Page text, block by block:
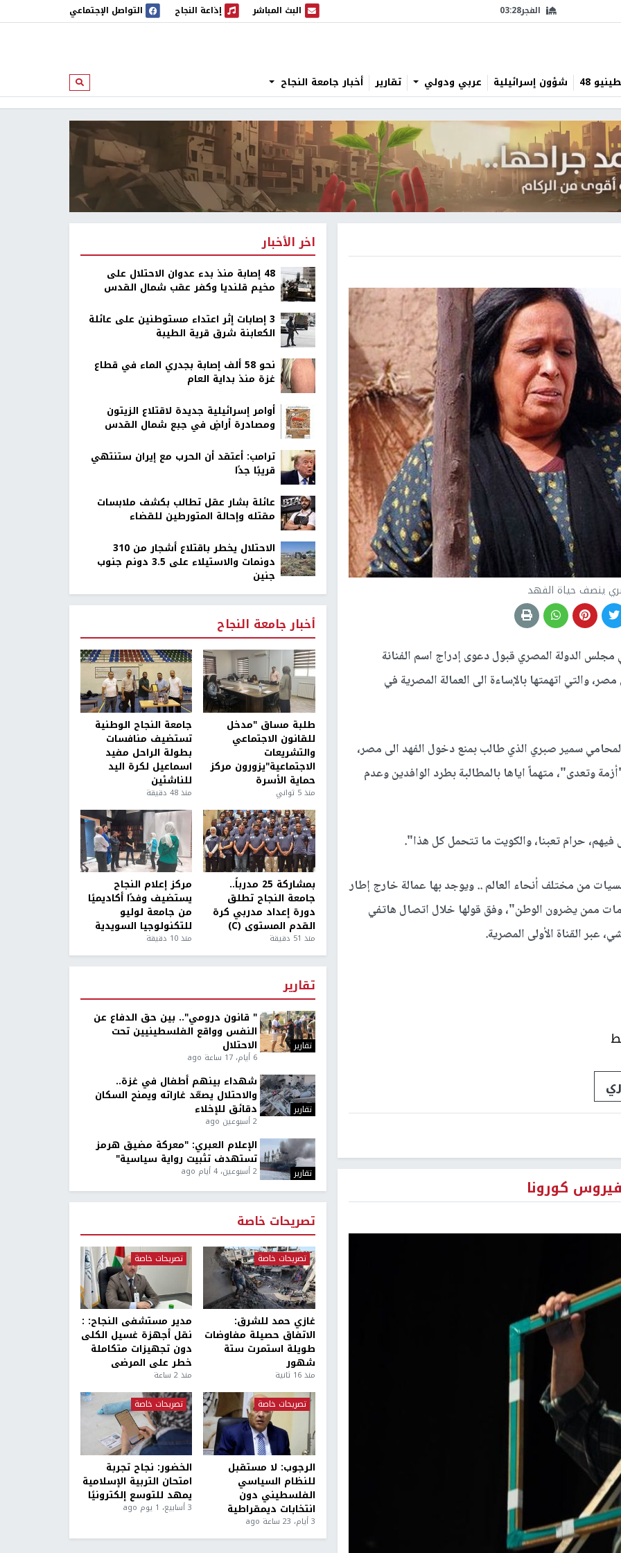
الفجر03:28 البث المباشر
البث المباشر إذاعة النجاح
إذاعة النجاح التواصل الإجتماعي
48 شؤون إسرائيلية عربي ودولي تقارير أخبار جامعة النجاح ابحث
ينصف حياة الفهد
الدولة المصري قبول دعوى إدراج اسم الفنانة
والتي اتهمتها بالإساءة الى العمالة المصرية في
سمير صبري الذي طالب بمنع دخول الفهد الى مصر،
وتعدى"، متهماً اياها بالمطالبة بطرد الوافدين وعدم
فيهم، حرام تعبنا، والكويت ما تتحمل كل هذا".
من مختلف أنحاء العالم .. ويوجد بها عمالة خارج إطار
ممن يضرون الوطن"، وفق قولها خلال اتصال هاتفي
عبر القناة الأولى المصرية.
كورونا
اخر الأخبار
48 إصابة منذ بدء عدوان الاحتلال على
مخيم قلنديا وكفر عقب شمال القدس
‏3 إصابات إثر اعتداء مستوطنين على عائلة
الكعابنة شرق قرية الطيبة
نحو 58 ألف إصابة بجدري الماء في قطاع
غزة منذ بداية العام
أوامر إسرائيلية جديدة لاقتلاع الزيتون
ومصادرة أراضٍ في جبع شمال القدس
ترامب: أعتقد أن الحرب مع إيران ستنتهي
قريبًا جدًا
عائلة بشار عقل تطالب بكشف ملابسات
مقتله وإحالة المتورطين للقضاء
الاحتلال يخطر باقتلاع أشجار من 310
دونمات والاستيلاء على 3.5 دونم جنوب
جنين
أخبار جامعة النجاح
طلبة مساق "مدخل
للقانون الاجتماعي
والتشريعات
الاجتماعية"يزورون مركز
حماية الأسرة
منذ 5 ثواني
جامعة النجاح الوطنية
تستضيف منافسات
بطولة الراحل مفيد
اسماعيل لكرة اليد
للناشئين
منذ 48 دقيقة
بمشاركة 25 مدرباً..
جامعة النجاح تطلق
دورة إعداد مدربي كرة
القدم المستوى (C)
منذ 51 دقيقة
مركز إعلام النجاح
يستضيف وفدًا أكاديميًا
من جامعة لوليو
للتكنولوجيا السويدية
منذ 10 دقيقة
تقارير
تقارير
" قانون درومي".. بين حق الدفاع عن
النفس وواقع الفلسطينيين تحت
الاحتلال
6 أيام، 17 ساعة ago
تقارير
شهداء بينهم أطفال في غزة..
والاحتلال يصعّد غاراته ويمنح السكان
دقائق للإخلاء
2 أسبوعين ago
تقارير
الإعلام العبري: "معركة مضيق هرمز
تستهدف تثبيت رواية سياسية"
2 أسبوعين، 4 أيام ago
تصريحات خاصة
تصريحات خاصة
غازي حمد للشرق:
الاتفاق حصيلة مفاوضات
طويلة استمرت ستة
شهور
منذ 16 ثانية
تصريحات خاصة
مدير مستشفى النجاح: :
نقل أجهزة غسيل الكلى
دون تجهيزات متكاملة
خطر على المرضى
منذ 2 ساعة
تصريحات خاصة
الرجوب: لا مستقبل
للنظام السياسي
الفلسطيني دون
انتخابات ديمقراطية
3 أيام، 23 ساعة ago
تصريحات خاصة
الخضور: نجاح تجربة
امتحان التربية الإسلامية
يمهد للتوسع إلكترونيًا
3 أسابيع، 1 يوم ago